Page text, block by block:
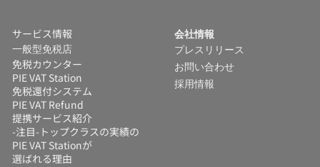
サービス情報
一般型免税店
免税カウンター
PIE VAT Station
免税還付システム
PIE VAT Refund
提携サービス紹介
-注目-トップクラスの実績の
PIE VAT Stationが
選ばれる理由
会社情報
プレスリリース
お問い合わせ
採用情報